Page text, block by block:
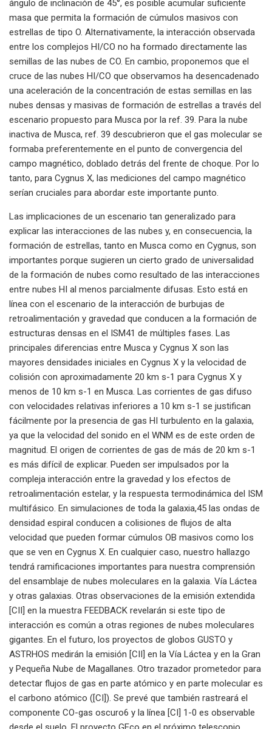
ángulo de inclinación de 45°, es posible acumular suficiente
masa que permita la formación de cúmulos masivos con
estrellas de tipo O. Alternativamente, la interacción observada
entre los complejos HI/CO no ha formado directamente las
semillas de las nubes de CO. En cambio, proponemos que el
cruce de las nubes HI/CO que observamos ha desencadenado
una aceleración de la concentración de estas semillas en las
nubes densas y masivas de formación de estrellas a través del
escenario propuesto para Musca por la ref. 39. Para la nube
inactiva de Musca, ref. 39 descubrieron que el gas molecular se
formaba preferentemente en el punto de convergencia del
campo magnético, doblado detrás del frente de choque. Por lo
tanto, para Cygnus X, las mediciones del campo magnético
serían cruciales para abordar este importante punto.
Las implicaciones de un escenario tan generalizado para
explicar las interacciones de las nubes y, en consecuencia, la
formación de estrellas, tanto en Musca como en Cygnus, son
importantes porque sugieren un cierto grado de universalidad
de la formación de nubes como resultado de las interacciones
entre nubes HI al menos parcialmente difusas. Esto está en
línea con el escenario de la interacción de burbujas de
retroalimentación y gravedad que conducen a la formación de
estructuras densas en el ISM41 de múltiples fases. Las
principales diferencias entre Musca y Cygnus X son las
mayores densidades iniciales en Cygnus X y la velocidad de
colisión con aproximadamente 20 km s-1 para Cygnus X y
menos de 10 km s-1 en Musca. Las corrientes de gas difuso
con velocidades relativas inferiores a 10 km s-1 se justifican
fácilmente por la presencia de gas HI turbulento en la galaxia,
ya que la velocidad del sonido en el WNM es de este orden de
magnitud. El origen de corrientes de gas de más de 20 km s-1
es más difícil de explicar. Pueden ser impulsados ​​por la
compleja interacción entre la gravedad y los efectos de
retroalimentación estelar, y la respuesta termodinámica del ISM
multifásico. En simulaciones de toda la galaxia,45 las ondas de
densidad espiral conducen a colisiones de flujos de alta
velocidad que pueden formar cúmulos OB masivos como los
que se ven en Cygnus X. En cualquier caso, nuestro hallazgo
tendrá ramificaciones importantes para nuestra comprensión
del ensamblaje de nubes moleculares en la galaxia. Vía Láctea
y otras galaxias. Otras observaciones de la emisión extendida
[CII] en la muestra FEEDBACK revelarán si este tipo de
interacción es común a otras regiones de nubes moleculares
gigantes. En el futuro, los proyectos de globos GUSTO y
ASTRHOS medirán la emisión [CII] en la Vía Láctea y en la Gran
y Pequeña Nube de Magallanes. Otro trazador prometedor para
detectar flujos de gas en parte atómico y en parte molecular es
el carbono atómico ([CI]). Se prevé que también rastreará el
componente CO-gas oscuro6 y la línea [CI] 1-0 es observable